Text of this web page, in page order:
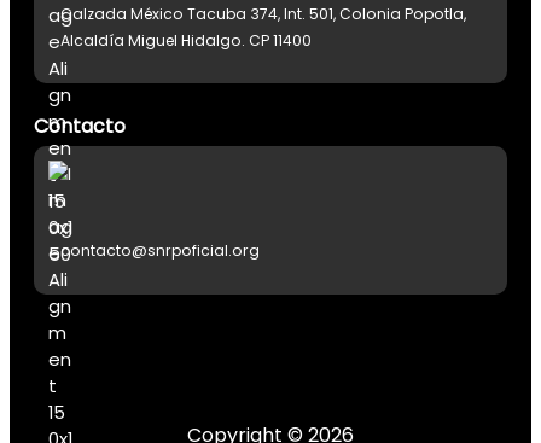
Calzada México Tacuba 374, Int. 501, Colonia Popotla,
Alcaldía Miguel Hidalgo. CP 11400
Contacto
contacto@snrpoficial.org
Copyright © 2026